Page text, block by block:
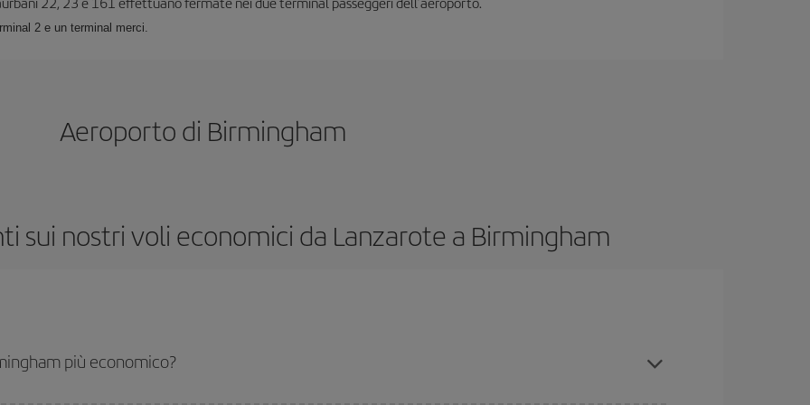
2 e un terminal merci.
Aeroporto di Birmingham
sui nostri voli economici da Lanzarote a Birmingham
più economico?